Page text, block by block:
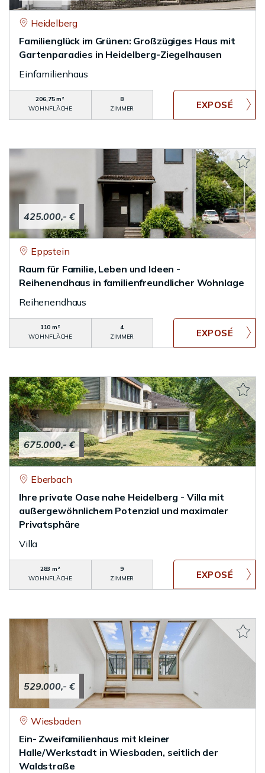
Heidelberg
Familienglück im Grünen: Großzügiges Haus mit
Gartenparadies in Heidelberg-Ziegelhausen
Einfamilienhaus
206,75 m²
WOHNFLÄCHE
8
ZIMMER
425.000,- €
Eppstein
Raum für Familie, Leben und Ideen -
Reihenendhaus in familienfreundlicher Wohnlage
Reihenendhaus
110 m²
WOHNFLÄCHE
4
ZIMMER
675.000,- €
Eberbach
Ihre private Oase nahe Heidelberg - Villa mit
außergewöhnlichem Potenzial und maximaler
Privatsphäre
Villa
283 m²
WOHNFLÄCHE
9
ZIMMER
529.000,- €
Wiesbaden
Ein- Zweifamilienhaus mit kleiner
Halle/Werkstadt in Wiesbaden, seitlich der
Waldstraße